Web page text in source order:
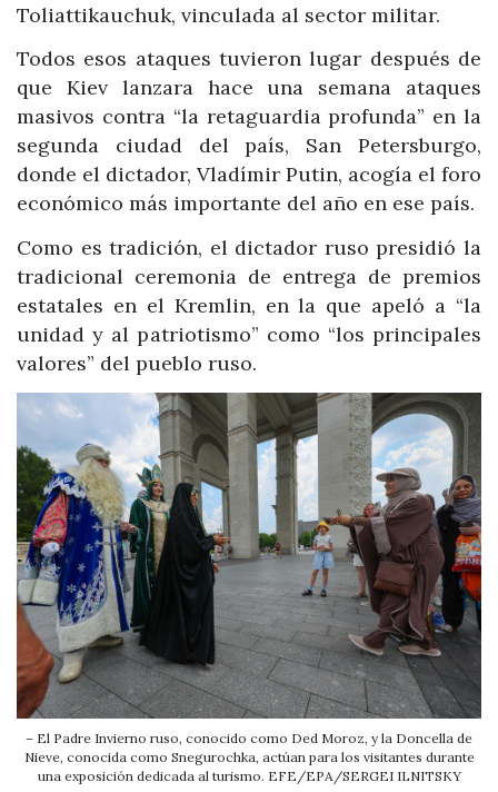
Toliattikauchuk, vinculada al sector militar.
Todos esos ataques tuvieron lugar después de
que Kiev lanzara hace una semana ataques
masivos contra “la retaguardia profunda” en la
segunda ciudad del país, San Petersburgo,
donde el dictador, Vladímir Putin, acogía el foro
económico más importante del año en ese país.
Como es tradición, el dictador ruso presidió la
tradicional ceremonia de entrega de premios
estatales en el Kremlin, en la que apeló a “la
unidad y al patriotismo” como “los principales
valores” del pueblo ruso.
– El Padre Invierno ruso, conocido como Ded Moroz, y la Doncella de
Nieve, conocida como Snegurochka, actúan para los visitantes durante
una exposición dedicada al turismo. EFE/EPA/SERGEI ILNITSKY